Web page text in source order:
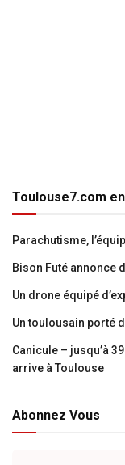
Toulouse7.com
Parachutisme,
Bison Futé annonce
Un drone équipé
Un toulousain porté
Canicule – jusqu’à
arrive à Toulouse
Abonnez Vous